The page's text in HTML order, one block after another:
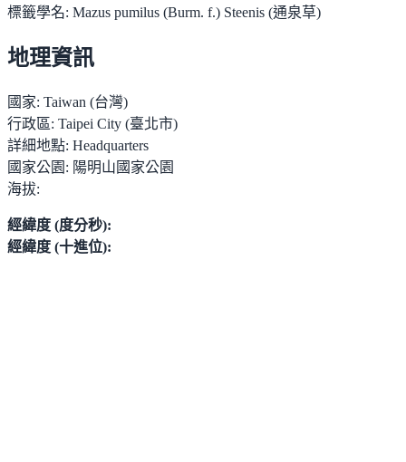
標籤學名: Mazus pumilus (Burm. f.) Steenis (通泉草)
地理資訊
國家: Taiwan (台灣)
行政區: Taipei City (臺北市)
詳細地點: Headquarters
國家公園: 陽明山國家公園
海拔:
經緯度 (度分秒):
經緯度 (十進位):